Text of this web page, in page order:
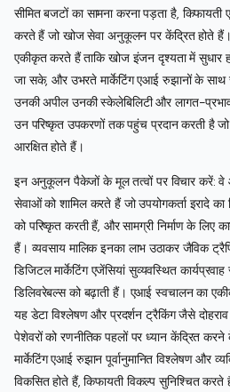
सीमित बजटों का सामना करना पड़ता है,
करते हैं जो खोज सेवा अनुकूलन पर केंद्रित होते
एकीकृत करते हैं ताकि खोज इंजन दृश्यता में सुधार
जा सके, और उभरते मार्केटिंग एआई रुझानों के साथ
उनकी अपील उनकी स्केलेबिलिटी और लागत-
उन परिष्कृत उपकरणों तक पहुंच प्रदान करती है
आरक्षित होते हैं।
इन अनुकूलन पैकेजों के मूल तत्वों पर विचार करें:
सेवाओं को शामिल करते हैं जो उपयोगकर्ता इरादे का
को परिष्कृत करती हैं, और सामग्री निर्माण के लिए
हैं। व्यवसाय मालिक इनका लाभ उठाकर जैविक
डिजिटल मार्केटिंग एजेंसियां सुव्यवस्थित
डिलिवरेबल्स को बढ़ाती हैं। एआई स्वचालन का
यह डेटा विश्लेषण और प्रदर्शन ट्रैकिंग जैसे
पेशेवरों को रणनीतिक पहलों पर ध्यान केंद्रित
मार्केटिंग एआई रुझान पूर्वानुमानित विश्लेषण और
विकसित होते हैं, किफायती विकल्प सुनिश्चित करते